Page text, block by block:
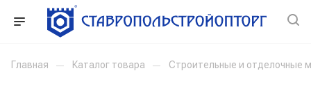
Главная — Каталог товара — Строительные и отделочные